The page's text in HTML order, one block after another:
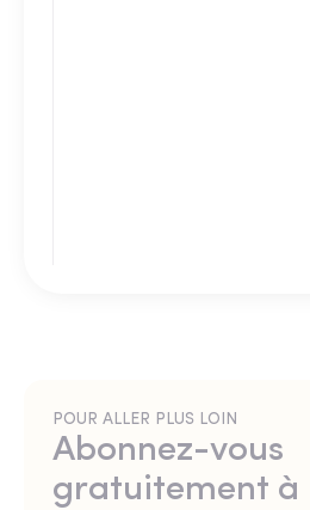
POUR ALLER PLUS LOIN
Abonnez-vous
gratuitement à